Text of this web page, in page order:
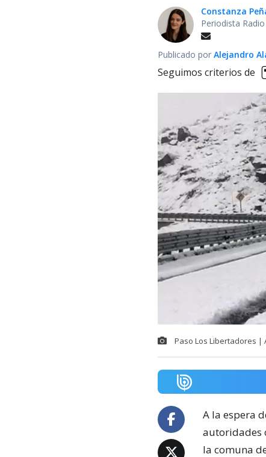
Constanza
Periodista
Publicado por Alejandro
Seguimos criterios de
Paso Los Libertadores |
A la espera
autoridades
la comuna